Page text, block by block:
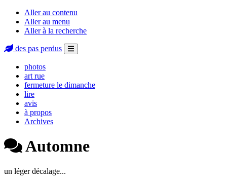
Aller au contenu
Aller au menu
Aller à la recherche
des pas perdus
photos
art rue
fermeture le dimanche
lire
avis
à propos
Archives
Automne
un léger décalage...